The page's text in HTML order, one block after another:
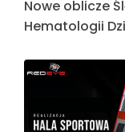
Nowe oblicze
Hematologii